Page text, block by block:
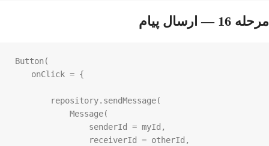
مرحله 16 — ارسال پیام
Button(
onClick = {
repository. sendMessage(
Message(
senderId
= myId ,
receiverId
= otherId ,